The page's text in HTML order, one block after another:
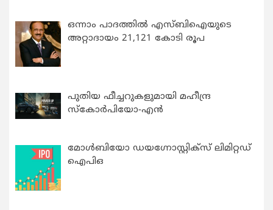
ഒന്നാം പാദത്തിൽ എസ്ബിഐയുടെ
അറ്റാദായം 21,121 കോടി രൂപ
പുതിയ ഫീച്ചറുകളുമായി മഹീന്ദ്ര
സ്കോർപിയോ-എൻ
മോൾബിയോ ഡയഗ്നോസ്റ്റിക്സ് ലിമിറ്റഡ്
ഐപിഒ